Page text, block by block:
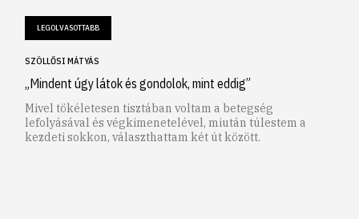
LEGOLVASOTTABB
SZÖLLŐSI MÁTYÁS
„Mindent úgy látok és gondolok, mint eddig”
Mivel tökéletesen tisztában voltam a betegség
lefolyásával és végkimenetelével, miután túlestem a
kezdeti sokkon, választhattam két út között.